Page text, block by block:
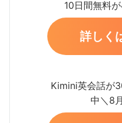
10日間無料
詳しく
Kimini英会話が
中＼8